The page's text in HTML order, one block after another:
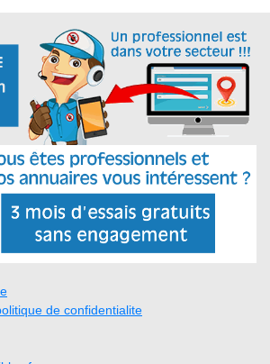
de confidentialite